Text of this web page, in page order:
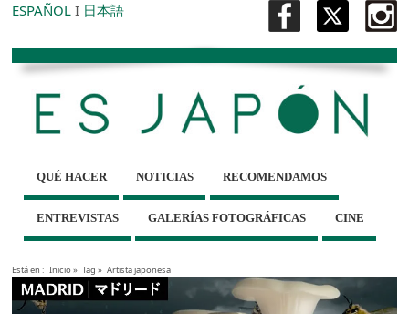
ESPAÑOL I 日本語
QUÉ HACER NOTICIAS RECOMENDAMOS
ENTREVISTAS GALERÍAS FOTOGRÁFICAS CINE
Está en : Inicio» Tag » Artista japonesa